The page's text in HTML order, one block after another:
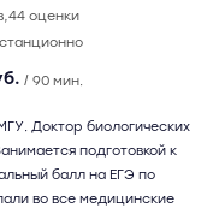
44 оценки
/ 90 мин.
Доктор биологических
подготовкой к
балл на ЕГЭ по
во все медицинские